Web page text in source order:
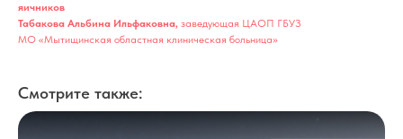
яичников
Табакова Альбина Ильфаковна, заведующая ЦАОП ГБУЗ
МО «Мытищинская областная клиническая больница»
Смотрите также: